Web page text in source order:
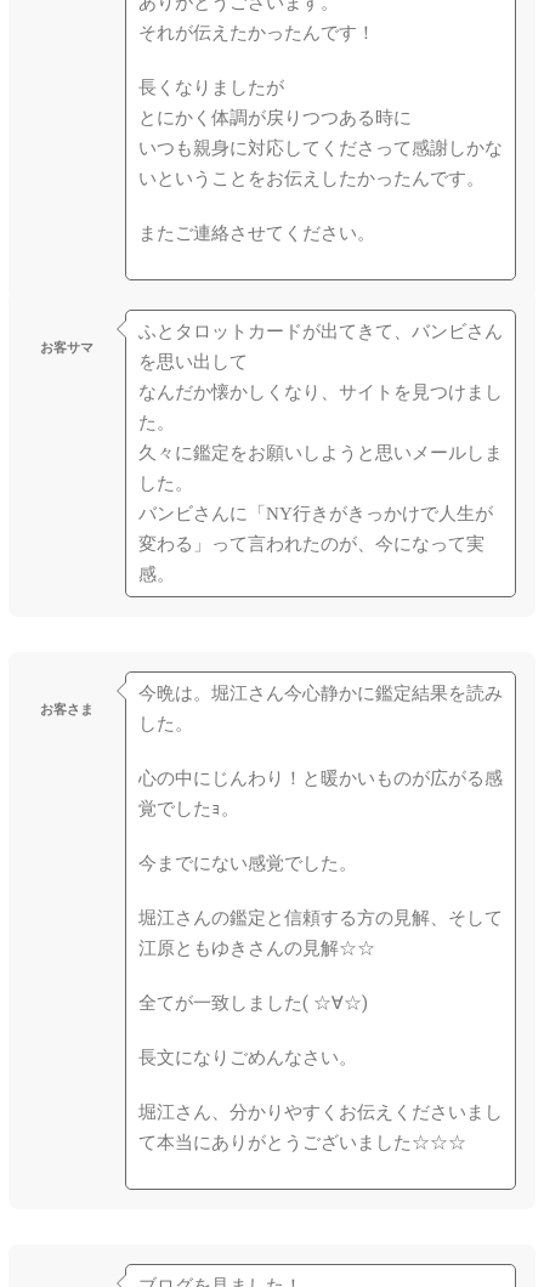
それが伝えたかったんです！
長くなりましたが
とにかく体調が戻りつつある時に
いつも親身に対応してくださって感謝しかな
いということをお伝えしたかったんです。
またご連絡させてください。
お客サマ
ふとタロットカードが出てきて、バンビさん
を思い出して
なんだか懐かしくなり、サイトを見つけまし
た。
久々に鑑定をお願いしようと思いメールしま
した。
バンビさんに「NY行きがきっかけで人生が
変わる」って言われたのが、今になって実
感。
お客さま
今晩は。堀江さん今心静かに鑑定結果を読み
した。
心の中にじんわり！と暖かいものが広がる感
覚でしたｮ。
今までにない感覚でした。
堀江さんの鑑定と信頼する方の見解、そして
江原ともゆきさんの見解☆☆
全てが一致しました( ☆∀☆)
長文になりごめんなさい。
堀江さん、分かりやすくお伝えくださいまし
て本当にありがとうございました☆☆☆